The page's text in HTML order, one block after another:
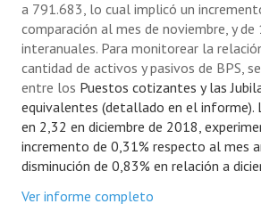
a 791.683, lo cual implicó un
comparación al mes de noviembre, y
interanuales. Para monitorear la
cantidad de activos y pasivos de BPS,
entre los Puestos cotizantes y las
equivalentes (detallado en el informe).
en 2,32 en diciembre de 2018,
incremento de 0,31% respecto al mes
disminución de 0,83% en relación a
Ver informe completo